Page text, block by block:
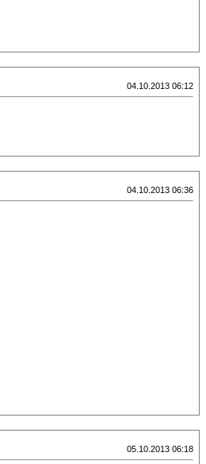
04.10.2013 06:12
04.10.2013 06:36
05.10.2013 06:18